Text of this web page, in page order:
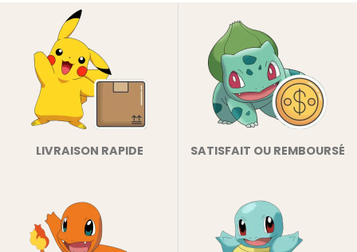
LIVRAISON RAPIDE SATISFAIT OU REMBOURSÉ